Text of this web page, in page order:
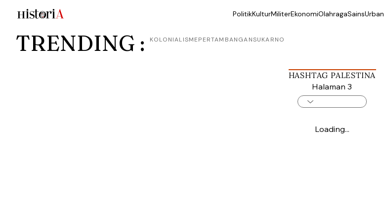
PolitikKulturMiliterEkonomiOlahragaSainsUrban
HASHTAG PALESTINA
Halaman 3
Loading...
TRENDING : KOLONIALISMEPERTAMBANGANSUKARNO